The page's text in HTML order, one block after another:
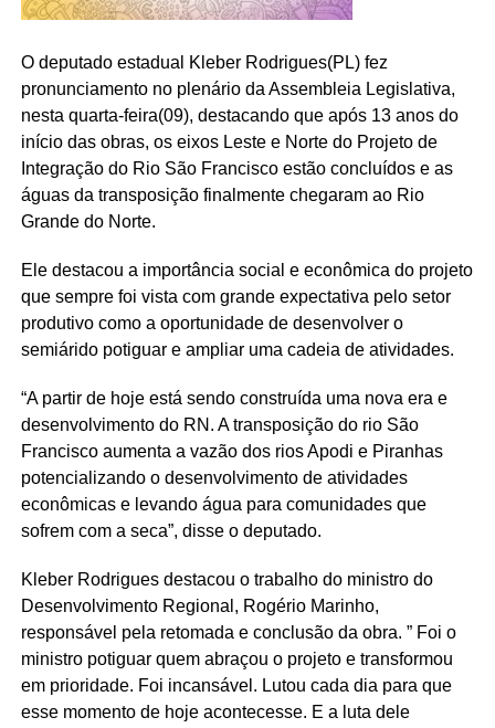
O deputado estadual Kleber Rodrigues(PL) fez
pronunciamento no plenário da Assembleia Legislativa,
nesta quarta-feira(09), destacando que após 13 anos do
início das obras, os eixos Leste e Norte do Projeto de
Integração do Rio São Francisco estão concluídos e as
águas da transposição finalmente chegaram ao Rio
Grande do Norte.
Ele destacou a importância social e econômica do projeto
que sempre foi vista com grande expectativa pelo setor
produtivo como a oportunidade de desenvolver o
semiárido potiguar e ampliar uma cadeia de atividades.
“A partir de hoje está sendo construída uma nova era e
desenvolvimento do RN. A transposição do rio São
Francisco aumenta a vazão dos rios Apodi e Piranhas
potencializando o desenvolvimento de atividades
econômicas e levando água para comunidades que
sofrem com a seca”, disse o deputado.
Kleber Rodrigues destacou o trabalho do ministro do
Desenvolvimento Regional, Rogério Marinho,
responsável pela retomada e conclusão da obra. ” Foi o
ministro potiguar quem abraçou o projeto e transformou
em prioridade. Foi incansável. Lutou cada dia para que
esse momento de hoje acontecesse. E a luta dele